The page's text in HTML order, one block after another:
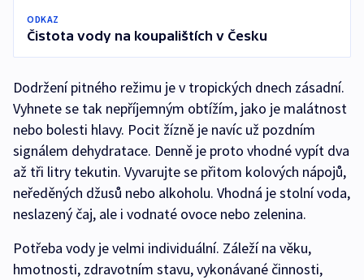
ODKAZ
Čistota vody na koupalištích v Česku
Dodržení pitného režimu je v tropických dnech zásadní.
Vyhnete se tak nepříjemným obtížím, jako je malátnost
nebo bolesti hlavy. Pocit žízně je navíc už pozdním
signálem dehydratace. Denně je proto vhodné vypít dva
až tři litry tekutin. Vyvarujte se přitom kolových nápojů,
neředěných džusů nebo alkoholu. Vhodná je stolní voda,
neslazený čaj, ale i vodnaté ovoce nebo zelenina.
Potřeba vody je velmi individuální. Záleží na věku,
hmotnosti, zdravotním stavu, vykonávané činnosti,